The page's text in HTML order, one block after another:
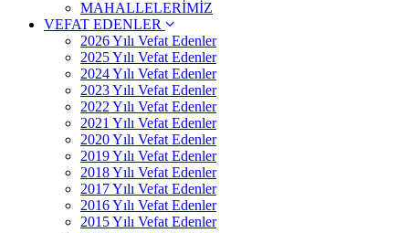
MAHALLELERİMİZ
VEFAT EDENLER
2026 Yılı Vefat Edenler
2025 Yılı Vefat Edenler
2024 Yılı Vefat Edenler
2023 Yılı Vefat Edenler
2022 Yılı Vefat Edenler
2021 Yılı Vefat Edenler
2020 Yılı Vefat Edenler
2019 Yılı Vefat Edenler
2018 Yılı Vefat Edenler
2017 Yılı Vefat Edenler
2016 Yılı Vefat Edenler
2015 Yılı Vefat Edenler